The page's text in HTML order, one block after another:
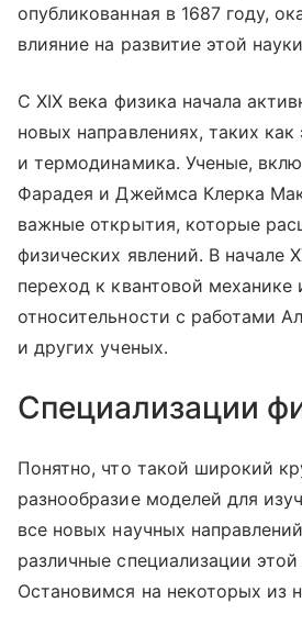
опубликованная в 1687 году,
влияние на развитие этой
С XIX века физика начала
новых направлениях, таких
и термодинамика. Ученые,
Фарадея и Джеймса Клерка
важные открытия, которые
физических явлений. В начале
переход к квантовой механике
относительности с работами
и других ученых.
Специализации
Понятно, что такой широкий
разнообразие моделей для
все новых научных
различные специализации
Остановимся на некоторых из